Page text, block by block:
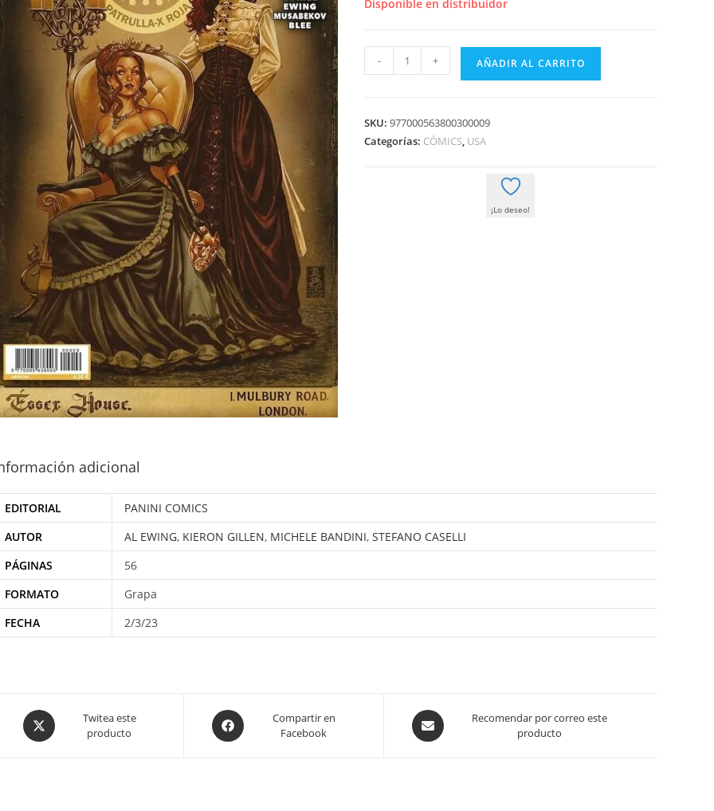
Disponible en distribuidor
INMORTAL
PATRULLA-
09
- + AÑADIR AL CARRITO
SKU:977000563800300009
Categorías: CÓMICS, USA
¡Lo deseo!
adicional
EDITORIAL
PANINI COMICS
AUTOR
AL EWING, KIERON GILLEN, MICHELE BANDINI, STEFANO CASELLI
PÁGINAS
56
FORMATO
Grapa
FECHA
2/3/23
Opens
in
Twitea este
producto
Opens
in
Compartir en
Facebook
Opens
in
Recomendar por correo este
producto